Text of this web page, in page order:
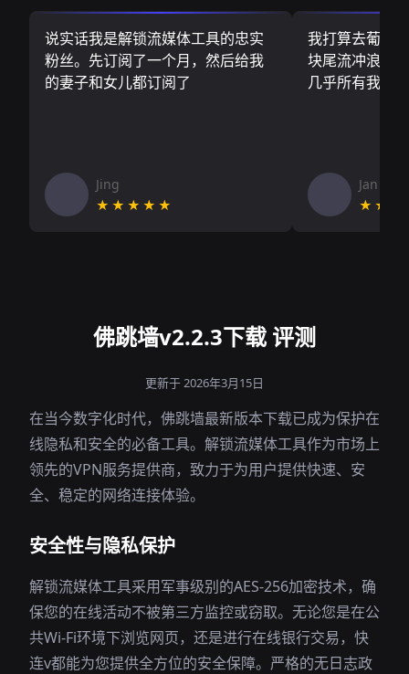
说实话我是解锁流媒体工具的忠实
粉丝。先订阅了一个月，然后给我
的妻子和女儿都订阅了
Jing
★★★★★
我打算去葡萄
块尾流冲浪板
几乎所有我需
Jan V
佛跳墙v2.2.3下载 评测
更新于 2026年3月15日
在当今数字化时代，佛跳墙最新版本下载已成为保护在
线隐私和安全的必备工具。解锁流媒体工具作为市场上
领先的VPN服务提供商，致力于为用户提供快速、安
全、稳定的网络连接体验。
安全性与隐私保护
解锁流媒体工具采用军事级别的AES-256加密技术，确
保您的在线活动不被第三方监控或窃取。无论您是在公
共Wi-Fi环境下浏览网页，还是进行在线银行交易，快
连v都能为您提供全方位的安全保障。严格的无日志政